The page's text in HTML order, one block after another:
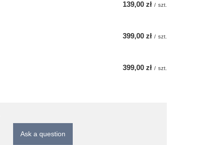
139,00 zł / szt.
399,00 zł / szt.
399,00 zł / szt.
Ask a question